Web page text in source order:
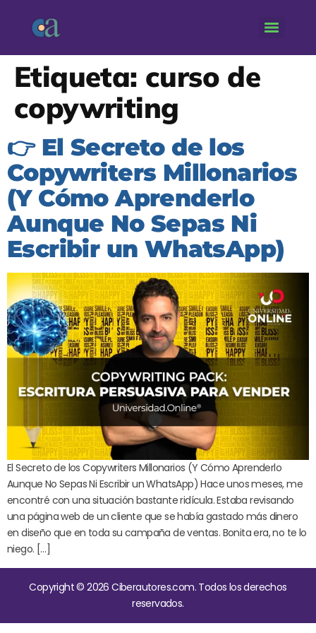
Etiqueta: curso de
copywriting
👉 El Secreto de los
Copywriters Millonarios
(Y Cómo Aprenderlo
Aunque No Sepas Ni
Escribir un WhatsApp)
El Secreto de los Copywriters Millonarios (Y Cómo Aprenderlo
Aunque No Sepas Ni Escribir un WhatsApp) Hace unos meses, me
encontré con una situación bastante ridícula. Estaba revisando
una página web de un cliente que se había gastado más dinero
en diseño que en toda su campaña de ventas. Bonita era, no te lo
niego. […]
Copyright © 2026 Ciberautores.com. Todos los derechos
reservados.